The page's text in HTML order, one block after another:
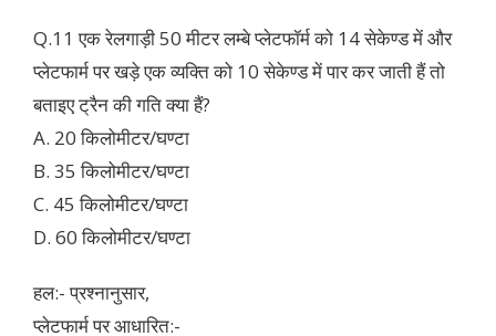
Q.11 एक रेलगाड़ी 50 मीटर लम्बे प्लेटफॉर्म को 14 सेकेण्ड में और
प्लेटफार्म पर खड़े एक व्यक्ति को 10 सेकेण्ड में पार कर जाती हैं तो
बताइए ट्रैन की गति क्या हैं?
A. 20 किलोमीटर/घण्टा
B. 35 किलोमीटर/घण्टा
C. 45 किलोमीटर/घण्टा
D. 60 किलोमीटर/घण्टा
हल:- प्रश्नानुसार,
प्लेटफार्म पर आधारित:-